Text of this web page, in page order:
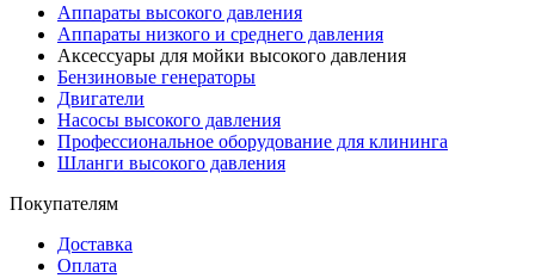
Аппараты высокого давления
Аппараты низкого и среднего давления
Аксессуары для мойки высокого давления
Бензиновые генераторы
Двигатели
Насосы высокого давления
Профессиональное оборудование для клининга
Шланги высокого давления
Покупателям
Доставка
Оплата